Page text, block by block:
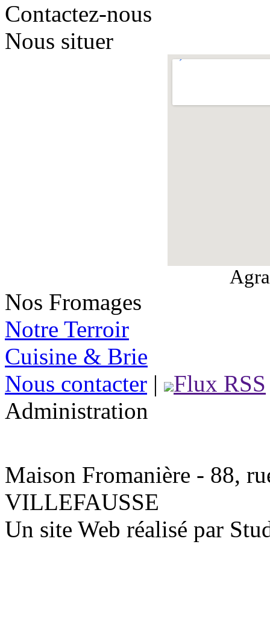
Contactez-nous
Nous situer
Nos Fromages
Notre Terroir
Cuisine & Brie
Nous contacter | Flux RSS
Administration
Maison Fromanière - 88,
VILLEFAUSSE
Un site Web réalisé par